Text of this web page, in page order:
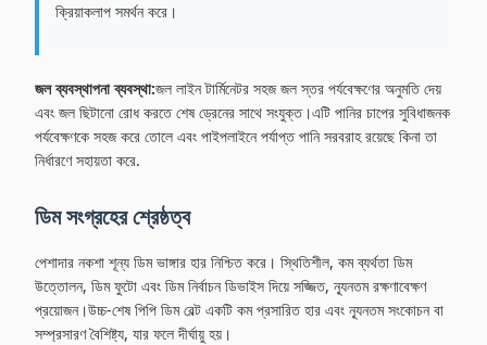
ক্রিয়াকলাপ সমর্থন করে।
জল ব্যবস্থাপনা ব্যবস্থা:জল লাইন টার্মিনেটর সহজ জল স্তর পর্যবেক্ষণের অনুমতি দেয়
এবং জল ছিটানো রোধ করতে শেষ ড্রেনের সাথে সংযুক্ত।এটি পানির চাপের সুবিধাজনক
পর্যবেক্ষণকে সহজ করে তোলে এবং পাইপলাইনে পর্যাপ্ত পানি সরবরাহ রয়েছে কিনা তা
নির্ধারণে সহায়তা করে.
ডিম সংগ্রহের শ্রেষ্ঠত্ব
পেশাদার নকশা শূন্য ডিম ভাঙ্গার হার নিশ্চিত করে। স্থিতিশীল, কম ব্যর্থতা ডিম
উত্তোলন, ডিম ফুটো এবং ডিম নির্বাচন ডিভাইস দিয়ে সজ্জিত, ন্যূনতম রক্ষণাবেক্ষণ
প্রয়োজন।উচ্চ-শেষ পিপি ডিম বেল্ট একটি কম প্রসারিত হার এবং ন্যূনতম সংকোচন বা
সম্প্রসারণ বৈশিষ্ট্য, যার ফলে দীর্ঘায়ু হয়।